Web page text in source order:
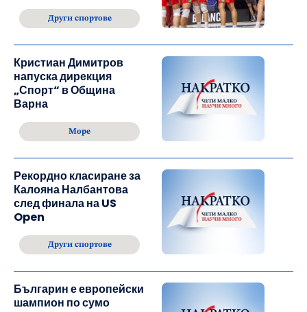
Други спортове
Кристиан Димитров
напуска дирекция
„Спорт“ в Община
Варна
Море
Рекордно класиране за
Калояна Налбантова
след финала на US
Open
Други спортове
Българин е европейски
шампион по сумо